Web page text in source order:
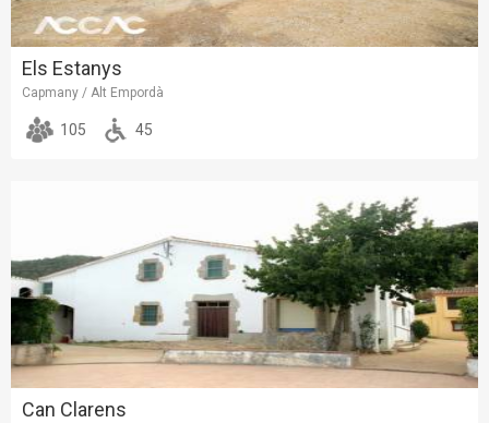
Els Estanys
Capmany / Alt Empordà
105 45
Can Clarens